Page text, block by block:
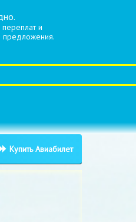
и
предложения.
Купить Авиабилет